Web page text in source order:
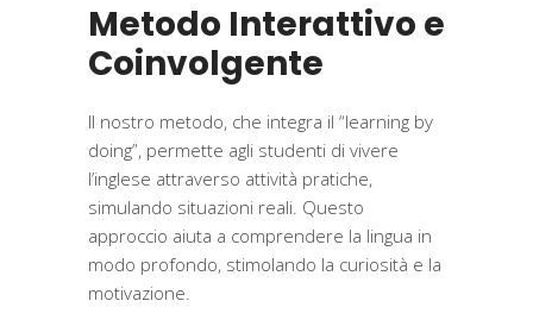
Metodo Interattivo e
Coinvolgente
Il nostro metodo, che integra il “learning by
doing”, permette agli studenti di vivere
l’inglese attraverso attività pratiche,
simulando situazioni reali. Questo
approccio aiuta a comprendere la lingua in
modo profondo, stimolando la curiosità e la
motivazione.